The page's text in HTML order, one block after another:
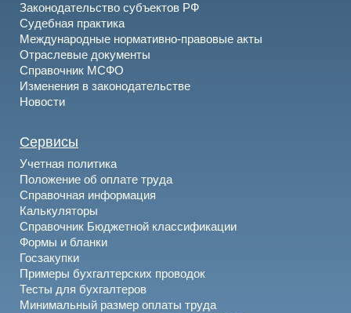
Законодательство субъектов РФ
Судебная практика
Международные нормативно-правовые акты
Отраслевые документы
Справочник МСФО
Изменения в законодательстве
Новости
Сервисы
Учетная политика
Положение об оплате труда
Справочная информация
Калькуляторы
Справочник Бюджетной классификации
Формы и бланки
Госзакупки
Примеры бухгалтерских проводок
Тесты для бухгалтеров
Минимальный размер оплаты труда